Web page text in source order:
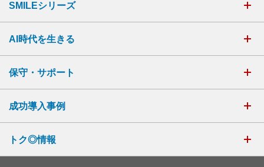
SMILEシリーズ
AI時代を生きる
保守・サポート
成功導入事例
トク◎情報